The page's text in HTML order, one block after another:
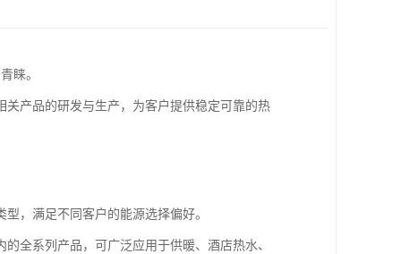
睐。
产品的研发与生产，为客户提供稳定可靠的热
，满足不同客户的能源选择偏好。
全系列产品，可广泛应用于供暖、酒店热水、